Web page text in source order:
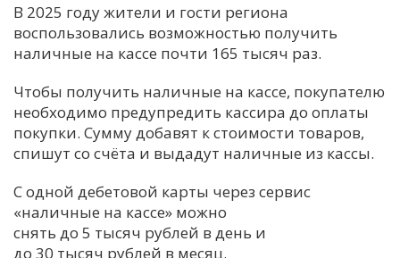
В 2025 году жители и гости региона
воспользовались возможностью получить
наличные на кассе почти 165 тысяч раз.
Чтобы получить наличные на кассе, покупателю
необходимо предупредить кассира до оплаты
покупки. Сумму добавят к стоимости товаров,
спишут со счёта и выдадут наличные из кассы.
С одной дебетовой карты через сервис
«наличные на кассе» можно
снять до 5 тысяч рублей в день и
до 30 тысяч рублей в месяц.